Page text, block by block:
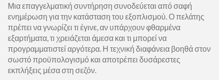
Μια επαγγελματική συντήρηση συνοδεύεται από σαφή
ενημέρωση για την κατάσταση του εξοπλισμού. Ο πελάτης
πρέπει να γνωρίζει τι έγινε, αν υπάρχουν φθαρμένα
εξαρτήματα, τι χρειάζεται άμεσα και τι μπορεί να
προγραμματιστεί αργότερα. Η τεχνική διαφάνεια βοηθά στον
σωστό προϋπολογισμό και αποτρέπει δυσάρεστες
εκπλήξεις μέσα στη σεζόν.